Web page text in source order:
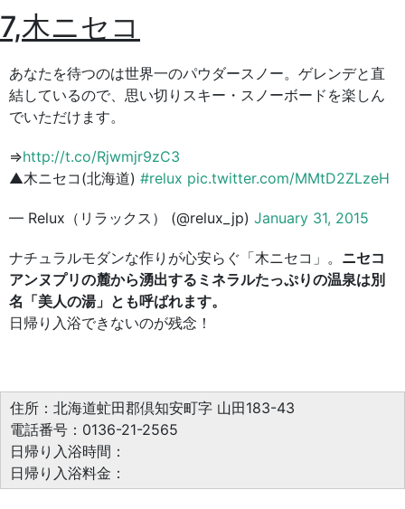
7,木ニセコ
あなたを待つのは世界一のパウダースノー。ゲレンデと直
結しているので、思い切りスキー・スノーボードを楽しん
でいただけます。
⇒http://t.co/Rjwmjr9zC3
▲木ニセコ(北海道) #relux pic.twitter.com/MMtD2ZLzeH
— Relux（リラックス） (@relux_jp) January 31, 2015
ナチュラルモダンな作りが心安らぐ「木ニセコ」。 ニセコ
アンヌプリの麓から湧出するミネラルたっぷりの温泉は別
名「美人の湯」とも呼ばれます。
日帰り入浴できないのが残念！
住所：北海道虻田郡倶知安町字 山田183-43
電話番号：0136-21-2565
日帰り入浴時間：
日帰り入浴料金：